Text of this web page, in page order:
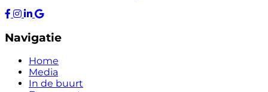
Navigatie
Home
Media
In de buurt